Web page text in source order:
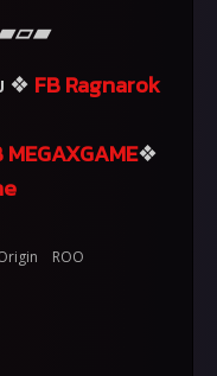
❖ FB Ragnarok
MEGAXGAME❖
ROO